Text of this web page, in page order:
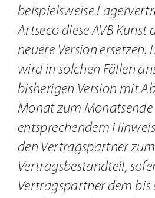
beispielsweise
Artseco diese AVB Kunst
neuere Version ersetzen.
wird in solchen Fällen
bisherigen Version mit
Monat zum Monatsende
entsprechendem
den Vertragspartner zum
Vertragsbestandteil,
Vertragspartner dem